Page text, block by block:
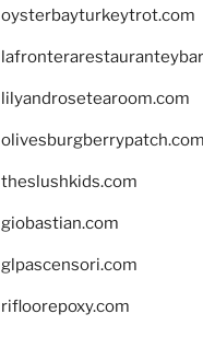
oysterbayturkeytrot.com
lilyandrosetearoom.com
olivesburgberrypatch.com
theslushkids.com
giobastian.com
glpascensori.com
rifloorepoxy.com